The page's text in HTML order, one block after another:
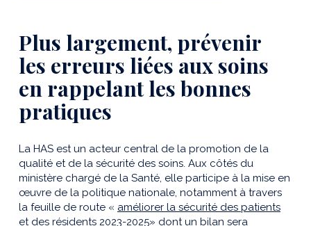
Plus largement, prévenir
les erreurs liées aux soins
en rappelant les bonnes
pratiques
La HAS est un acteur central de la promotion de la
qualité et de la sécurité des soins. Aux côtés du
ministère chargé de la Santé, elle participe à la mise en
œuvre de la politique nationale, notamment à travers
la feuille de route « améliorer la sécurité des patients
et des résidents 2023-2025» dont un bilan sera